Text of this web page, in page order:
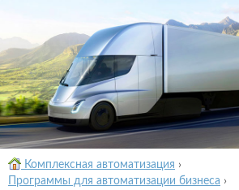
Комплексная автоматизация ›
Программы для автоматизации бизнеса ›